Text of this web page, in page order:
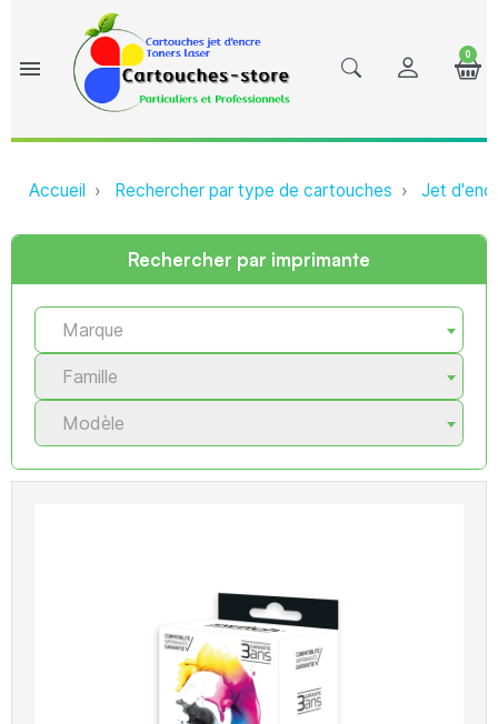
menu
0
Accueil Rechercher par type de cartouches Jet
Rechercher par imprimante
Marque
Famille
Modèle